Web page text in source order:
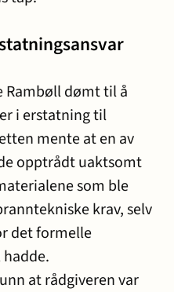
Rambøll dømt til å
i erstatning til
mente at en av
opptrådt uaktsomt
som ble
krav, selv
det formelle
at rådgiveren var